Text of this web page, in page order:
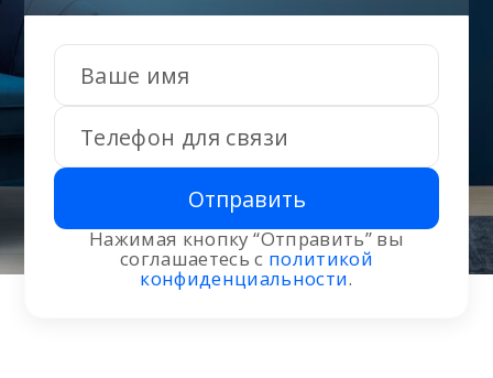
Отправить
Нажимая кнопку “Отправить” вы
соглашаетесь с политикой
конфиденциальности.